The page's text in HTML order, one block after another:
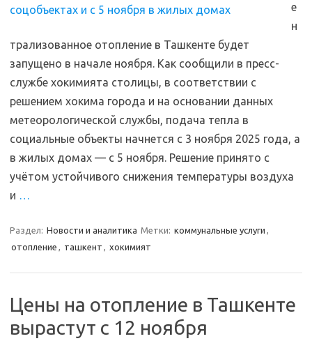
е
н
трализованное отопление в Ташкенте будет
запущено в начале ноября. Как сообщили в пресс-
службе хокимията столицы, в соответствии с
решением хокима города и на основании данных
метеорологической службы, подача тепла в
социальные объекты начнется с 3 ноября 2025 года, а
в жилых домах — с 5 ноября. Решение принято с
учётом устойчивого снижения температуры воздуха
и …
Раздел: Новости и аналитика Метки: коммунальные услуги ,
отопление , ташкент , хокимият
Цены на отопление в Ташкенте
вырастут с 12 ноября